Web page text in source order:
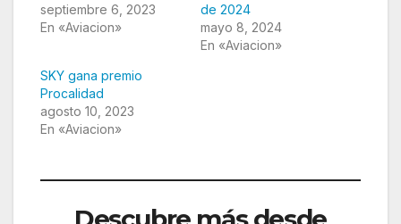
septiembre 6, 2023
En «Aviacion»
de 2024
mayo 8, 2024
En «Aviacion»
SKY gana premio
Procalidad
agosto 10, 2023
En «Aviacion»